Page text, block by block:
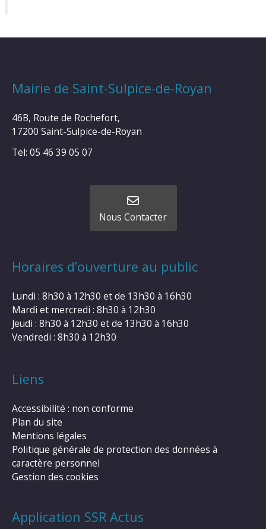
Mairie de Saint-Sulpice-de-Royan
46B, Route de Rochefort,
17200 Saint-Sulpice-de-Royan
Tel: 05 46 39 05 07
Nous Contacter
Horaires d’ouverture au public
Lundi : 8h30 à 12h30 et de 13h30 à 16h30
Mardi et mercredi : 8h30 à 12h30
Jeudi : 8h30 à 12h30 et de 13h30 à 16h30
Vendredi : 8h30 à 12h30
Liens
Accessibilité : non conforme
Plan du site
Mentions légales
Politique générale de protection des données à
caractère personnel
Gestion des cookies
Application SSR Actus